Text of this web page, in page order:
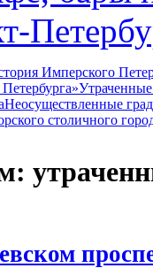
Имперского
Неосуществленные
столичного